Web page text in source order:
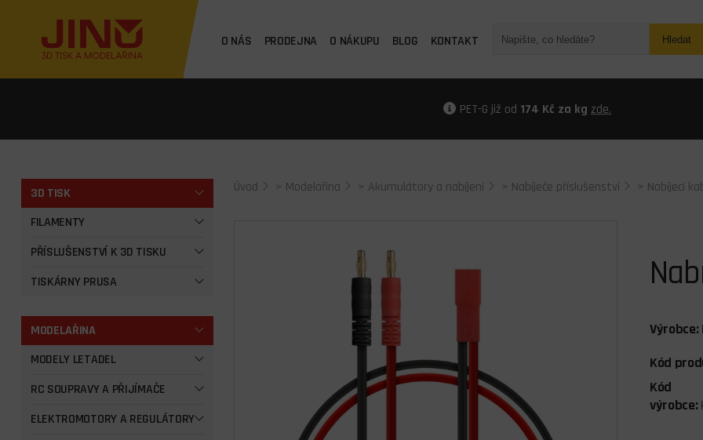
O NÁS PRODEJNA O NÁKUPU BLOG KONTAKT Hledat
PET-G již od 174 Kč za kg zde.
3D TISK
FILAMENTY
PŘÍSLUŠENSTVÍ K 3D TISKU
TISKÁRNY PRUSA
MODELAŘINA
MODELY LETADEL
RC SOUPRAVY A PŘIJÍMAČE
ELEKTROMOTORY A REGULÁTORY
Úvod > Modelařina > Akumulátory a nabíjení > Nabíječe příslušenství > Nabíjecí
Výrobce:
Kód
Kód
výrobce: